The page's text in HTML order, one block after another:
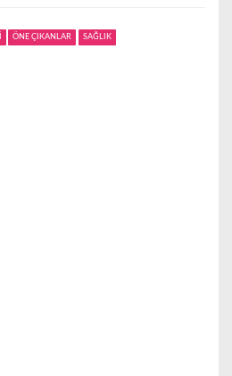
ÖNE ÇIKANLAR SAĞLIK